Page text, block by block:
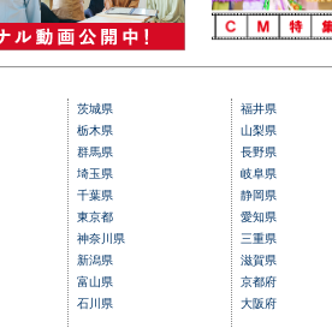
茨城県
栃木県
群馬県
埼玉県
千葉県
東京都
神奈川県
新潟県
富山県
石川県
福井県
山梨県
長野県
岐阜県
静岡県
愛知県
三重県
滋賀県
京都府
大阪府